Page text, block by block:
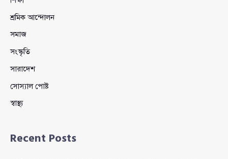
শ্রমিক আন্দোলন
সমাজ
সংস্কৃতি
সারাদেশ
সোস্যাল পোষ্ট
স্বাস্থ্য
Recent Posts